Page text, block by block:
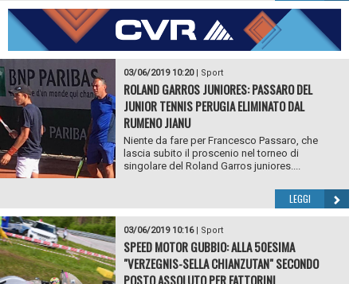
03/06/2019 10:20| Sport
ROLAND GARROS JUNIORES: PASSARO DEL
JUNIOR TENNIS PERUGIA ELIMINATO DAL
RUMENO JIANU
Niente da fare per Francesco Passaro, che
lascia subito il proscenio nel torneo di
singolare del Roland Garros juniores....
LEGGI
03/06/2019 10:16| Sport
SPEED MOTOR GUBBIO: ALLA 50ESIMA
"VERZEGNIS-SELLA CHIANZUTAN" SECONDO
POSTO ASSOLUTO PER FATTORINI